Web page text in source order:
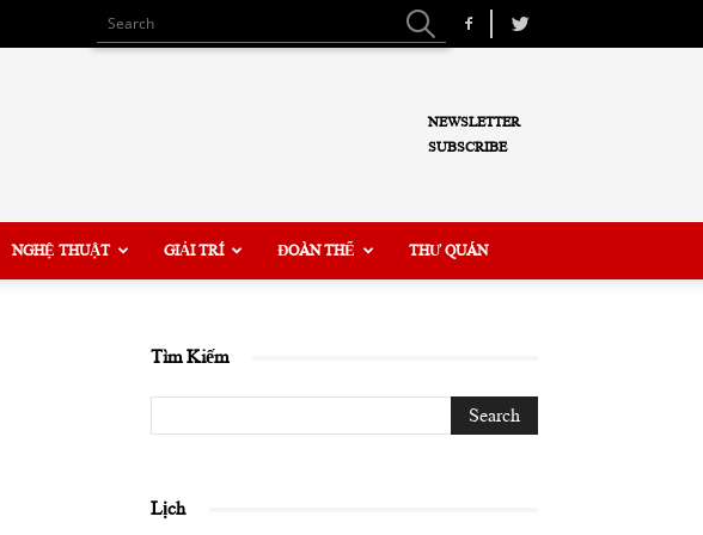
NEWSLETTER
SUBSCRIBE
NGHỆ THUẬT GIẢI TRÍ ĐOÀN THỂ THƯ QUÁN
Tìm Kiếm
Lịch